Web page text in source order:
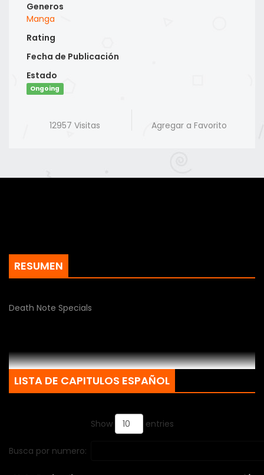
Generos
Manga
Rating
Fecha de Publicación
Estado
Ongoing
12957 Visitas Agregar a Favorito
RESUMEN
Death Note Specials
LISTA DE CAPITULOS ESPAÑOL
Show entries
Busca por numero: